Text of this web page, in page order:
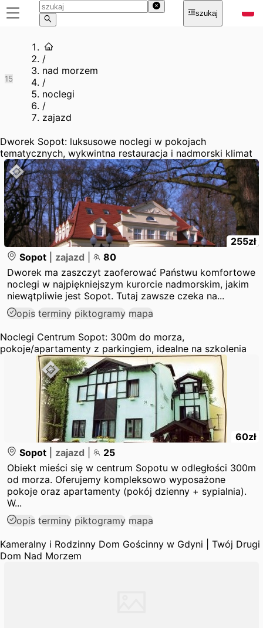
szukaj
15
/
nad morzem
/
noclegi
/
zajazd
Dworek Sopot: luksusowe noclegi w pokojach
tematycznych, wykwintna restauracja i nadmorski klimat
255zł
Sopot
zajazd
80
Dworek ma zaszczyt zaoferować Państwu komfortowe
noclegi w najpiękniejszym kurorcie nadmorskim, jakim
niewątpliwie jest Sopot. Tutaj zawsze czeka na...
opis terminy piktogramy mapa
Noclegi Centrum Sopot: 300m do morza,
pokoje/apartamenty z parkingiem, idealne na szkolenia
60zł
Sopot
zajazd
25
Obiekt mieści się w centrum Sopotu w odległości 300m
od morza. Oferujemy kompleksowo wyposażone
pokoje oraz apartamenty (pokój dzienny + sypialnia).
W...
opis terminy piktogramy mapa
Kameralny i Rodzinny Dom Gościnny w Gdyni | Twój Drugi
Dom Nad Morzem